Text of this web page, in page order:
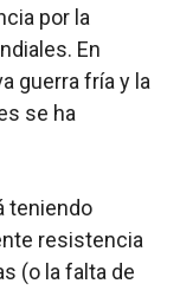
por la
En
guerra fría y la
se ha
teniendo
resistencia
(o la falta de